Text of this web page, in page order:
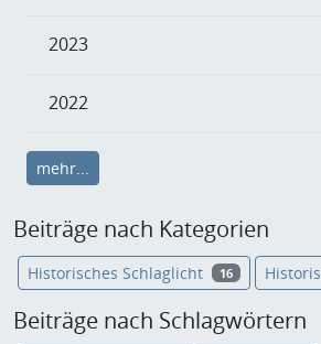
2023
2022
mehr...
Beiträge nach Kategorien
Historisches Schlaglicht 16
Beiträge nach Schlagwörtern